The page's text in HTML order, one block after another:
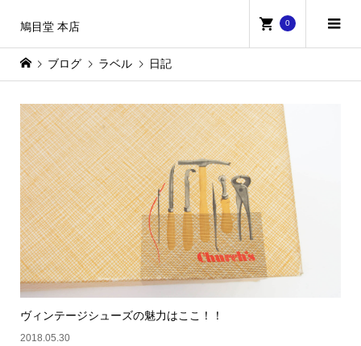
鳩目堂 本店 0
ブログ ラベル 日記
ヴィンテージシューズの魅力はここ！！
2018.05.30